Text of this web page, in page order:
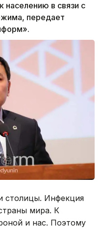
населению в связи с
передает
столицы. Инфекция
мира. К
и нас. Поэтому